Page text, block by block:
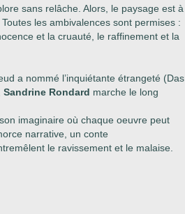
sans relâche. Alors, le paysage est à
les ambivalences sont permises :
et la cruauté, le raffinement et la
a nommé l’inquiétante étrangeté (Das
Sandrine Rondard marche le long
imaginaire où chaque oeuvre peut
narrative, un conte
le ravissement et le malaise.